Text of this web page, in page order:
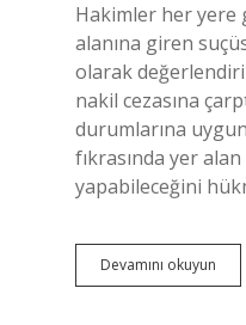
Hakimler her yere
alanına giren
olarak
nakil cezasına
durumlarına
fıkrasında yer
yapabileceğini
Devamını okuyun
Her